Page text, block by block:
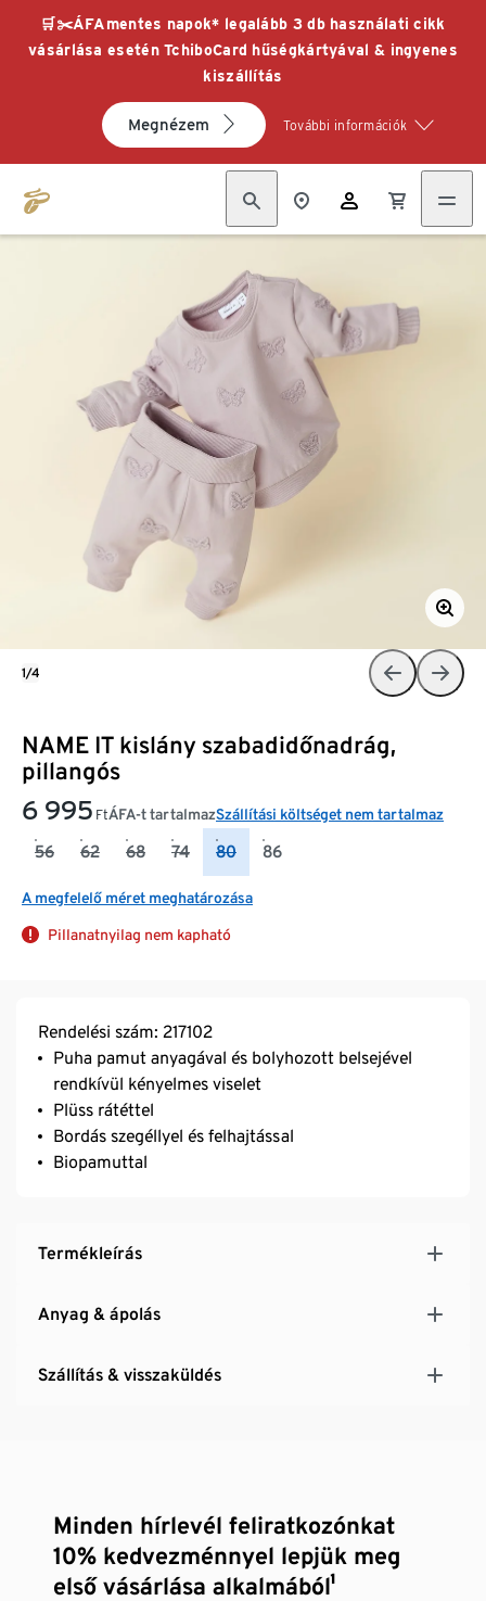
🛒✂️ÁFAmentes napok* legalább 3 db használati cikk
vásárlása esetén TchiboCard hűségkártyával & ingyenes
kiszállítás
Megnézem További információk
NAME IT kislány szabadidőnadrág,
pillangós
6 995 FtÁFA-t tartalmazSzállítási költséget nem tartalmaz
56 62 68 74 80 86
A megfelelő méret meghatározása
Pillanatnyilag nem kapható
1/4
Rendelési szám: 217102
Puha pamut anyagával és bolyhozott belsejével
rendkívül kényelmes viselet
Plüss rátéttel
Bordás szegéllyel és felhajtással
Biopamuttal
Termékleírás
Anyag & ápolás
Szállítás & visszaküldés
Minden hírlevél feliratkozónkat
10% kedvezménnyel lepjük meg
első vásárlása alkalmából¹